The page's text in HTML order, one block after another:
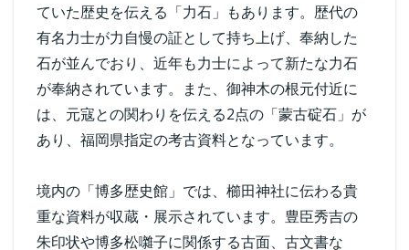
ていた歴史を伝える「力石」もあります。歴代の
有名力士が力自慢の証として持ち上げ、奉納した
石が並んでおり、近年も力士によって新たな力石
が奉納されています。また、御神木の根元付近に
は、元寇との関わりを伝える2点の「蒙古碇石」が
あり、福岡県指定の考古資料となっています。
境内の「博多歴史館」では、櫛田神社に伝わる貴
重な資料が収蔵・展示されています。豊臣秀吉の
朱印状や博多松囃子に関係する古面、古文書な